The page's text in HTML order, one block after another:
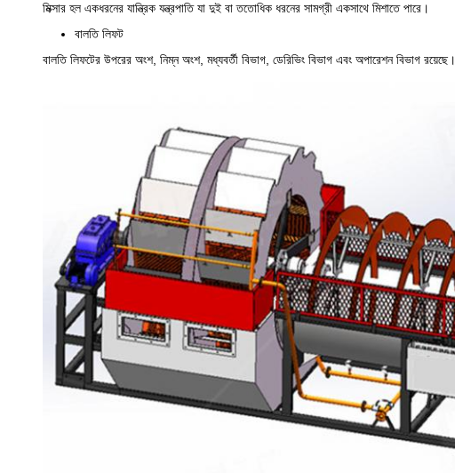
মিক্সার হল একধরনের যান্ত্রিক যন্ত্রপাতি যা দুই বা ততোধিক ধরনের সামগ্রী একসাথে মিশাতে পারে।
বালতি লিফট
বালতি লিফটের উপরের অংশ, নিম্ন অংশ, মধ্যবর্তী বিভাগ, ডেরিভিং বিভাগ এবং অপারেশন বিভাগ রয়েছে।